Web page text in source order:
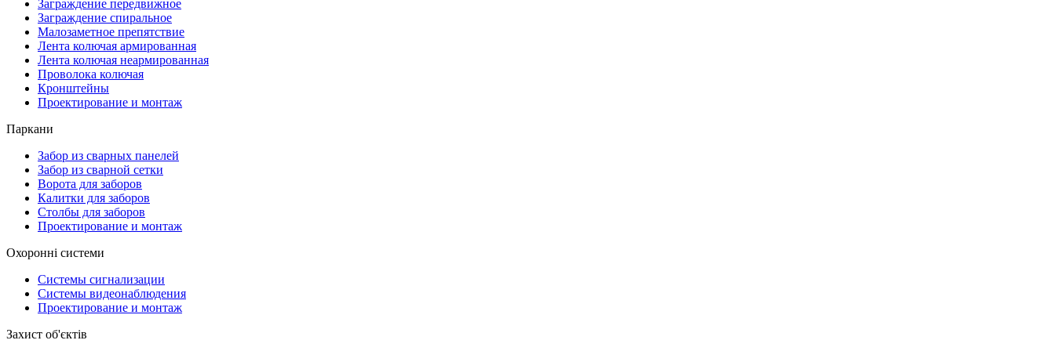
Заграждение передвижное
Заграждение спиральное
Малозаметное препятствие
Лента колючая армированная
Лента колючая неармированная
Проволока колючая
Кронштейны
Проектирование и монтаж
Паркани
Забор из сварных панелей
Забор из сварной сетки
Ворота для заборов
Калитки для заборов
Столбы для заборов
Проектирование и монтаж
Охоронні системи
Системы сигнализации
Системы видеонаблюдения
Проектирование и монтаж
Захист об'єктів